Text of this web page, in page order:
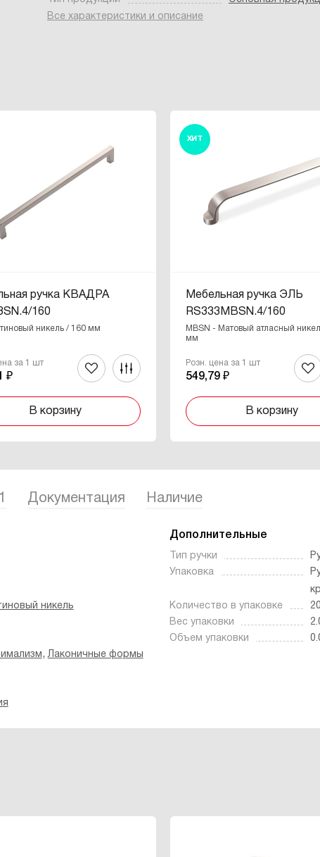
Все характеристики и описание
ручка КВАДРА
160
никель / 160 мм
за 1 шт
₽
В корзину
ХИТ
Мебельная ручка ЭЛЬ
RS333MBSN.4/160
MBSN - Матовый атласный
мм
Розн. цена за 1 шт
549,79 ₽
В корзину
Документация Наличие
никель
,Лаконичные формы
Дополнительные
Тип ручки
Упаковка
Количество в упаковке
20
Вес упаковки
Объем упаковки